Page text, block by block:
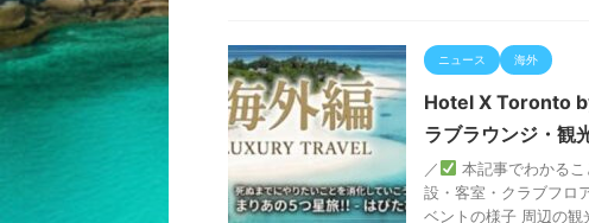
ニュース 海外
Hotel X Toronto
ラブラウンジ・観
／
本記事でわかる
設・客室・クラブフロ
ベントの様子 周辺の観